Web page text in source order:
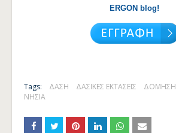
ERGON blog!
Tags: ΔΑΣΗ ΔΑΣΙΚΕΣ ΕΚΤΑΣΕΙΣ ΔΟΜΗΣΗ
ΝΗΣΙΑ